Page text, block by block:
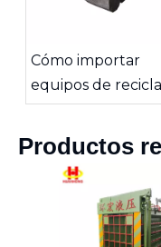
Cómo importar
equipos de
de chatarra de
Productos